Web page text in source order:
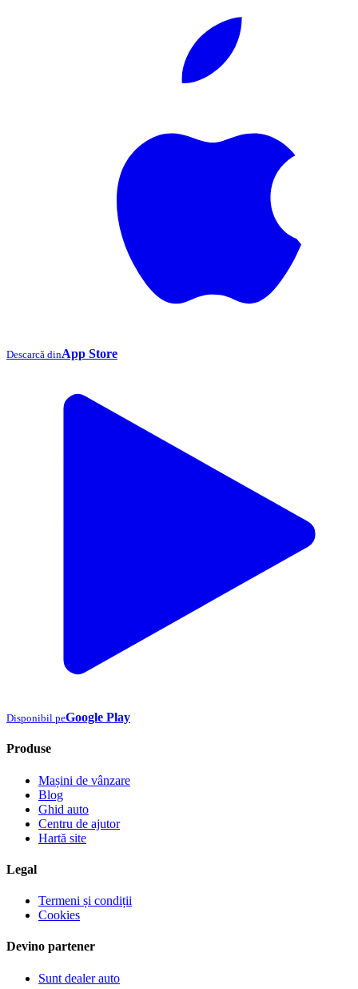
Descarcă dinApp Store
Disponibil peGoogle Play
Produse
Mașini de vânzare
Blog
Ghid auto
Centru de ajutor
Hartă site
Legal
Termeni și condiții
Cookies
Devino partener
Sunt dealer auto